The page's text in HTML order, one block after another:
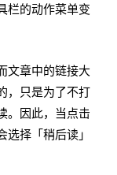
栏的动作菜单变
文章中的链接大
，只是为了不打
。因此，当点击
择「稍后读」